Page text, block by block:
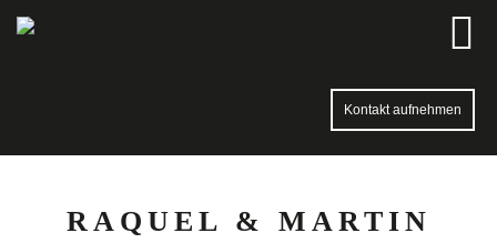
Kontakt aufnehmen
RAQUEL & MARTIN